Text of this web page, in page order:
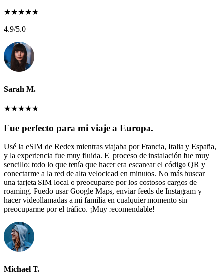
★★★★★
4.9/5.0
Sarah M.
★★★★★
Fue perfecto para mi viaje a Europa.
Usé la eSIM de Redex mientras viajaba por Francia, Italia y España,
y la experiencia fue muy fluida. El proceso de instalación fue muy
sencillo: todo lo que tenía que hacer era escanear el código QR y
conectarme a la red de alta velocidad en minutos. No más buscar
una tarjeta SIM local o preocuparse por los costosos cargos de
roaming. Puedo usar Google Maps, enviar feeds de Instagram y
hacer videollamadas a mi familia en cualquier momento sin
preocuparme por el tráfico. ¡Muy recomendable!
Michael T.